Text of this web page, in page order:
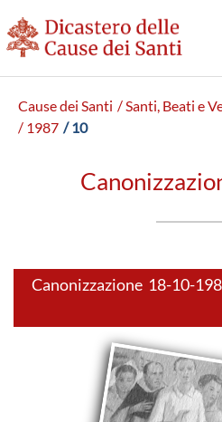
Cause dei Santi / Santi, Beati e
/ 1987 / 10
Canonizzazione 18-10-